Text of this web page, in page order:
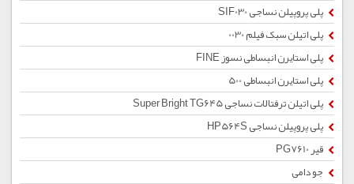
پلی پروپیلن نساجی SIF030
پلی اتیلن سبک فیلم 0030
پلی استایرن انبساطی نسوز FINE
پلی استایرن انبساطی 500
پلی اتیلن ترفتالات نساجی Super Bright TG645
پلی پروپیلن نساجی HP564S
قیر PG7610
جو دامی